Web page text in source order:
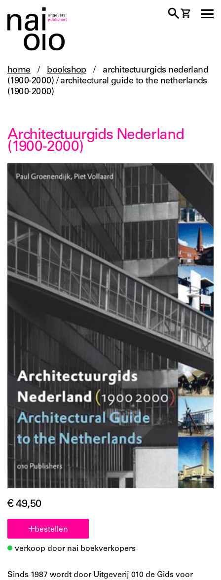
home / bookshop /
architectuurgids nederland
(1900-2000) / architectural guide to the netherlands
(1900-2000)
Architectuurgids Nederland
(1900-2000)
€ 49,50
bestellen
verkoop door nai boekverkopers
Sinds 1987 wordt door Uitgeverij 010 de Gids voor